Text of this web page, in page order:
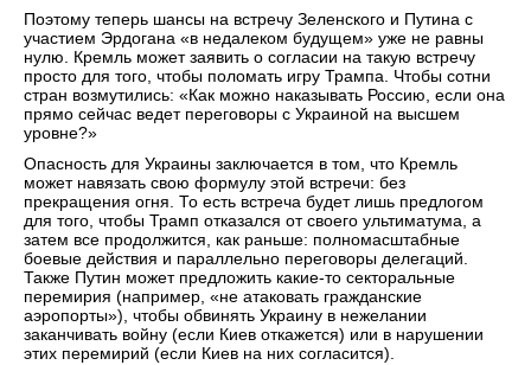
Поэтому теперь шансы на встречу Зеленского и Путина с
участием Эрдогана «в недалеком будущем» уже не равны
нулю. Кремль может заявить о согласии на такую встречу
просто для того, чтобы поломать игру Трампа. Чтобы сотни
стран возмутились: «Как можно наказывать Россию, если она
прямо сейчас ведет переговоры с Украиной на высшем
уровне?»
Опасность для Украины заключается в том, что Кремль
может навязать свою формулу этой встречи: без
прекращения огня. То есть встреча будет лишь предлогом
для того, чтобы Трамп отказался от своего ультиматума, а
затем все продолжится, как раньше: полномасштабные
боевые действия и параллельно переговоры делегаций.
Также Путин может предложить какие-то секторальные
перемирия (например, «не атаковать гражданские
аэропорты»), чтобы обвинять Украину в нежелании
заканчивать войну (если Киев откажется) или в нарушении
этих перемирий (если Киев на них согласится).